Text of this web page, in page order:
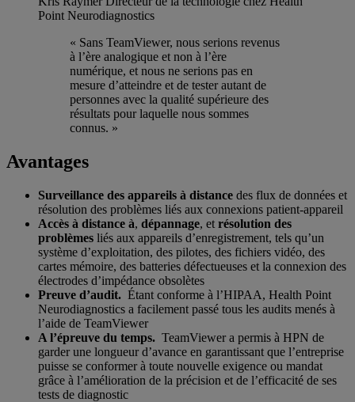
Point Neurodiagnostics
« Sans TeamViewer, nous serions revenus
à l’ère analogique et non à l’ère
numérique, et nous ne serions pas en
mesure d’atteindre et de tester autant de
personnes avec la qualité supérieure des
résultats pour laquelle nous sommes
connus. »
Avantages
Surveillance des appareils à distance des flux de données et
résolution des problèmes liés aux connexions patient-appareil
Accès à distance à, dépannage, et résolution des
problèmes liés aux appareils d’enregistrement, tels qu’un
système d’exploitation, des pilotes, des fichiers vidéo, des
cartes mémoire, des batteries défectueuses et la connexion des
électrodes d’impédance obsolètes
Preuve d’audit. Étant conforme à l’HIPAA, Health Point
Neurodiagnostics a facilement passé tous les audits menés à
l’aide de TeamViewer
A l’épreuve du temps. TeamViewer a permis à HPN de
garder une longueur d’avance en garantissant que l’entreprise
puisse se conformer à toute nouvelle exigence ou mandat
grâce à l’amélioration de la précision et de l’efficacité de ses
tests de diagnostic